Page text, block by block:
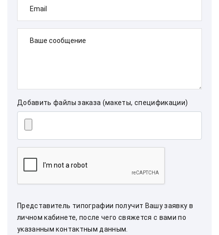
Email
Ваше сообщение
Добавить файлы заказа (макеты, спецификации)
Представитель типографии получит Вашу заявку в
личном кабинете, после чего свяжется с вами по
указанным контактным данным.